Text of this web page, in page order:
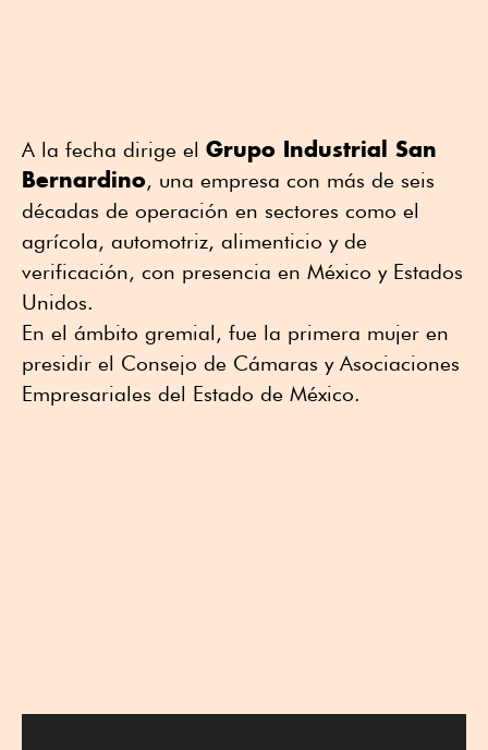
A la fecha dirige el Grupo Industrial San
Bernardino, una empresa con más de seis
décadas de operación en sectores como el
agrícola, automotriz, alimenticio y de
verificación, con presencia en México y Estados
Unidos.
En el ámbito gremial, fue la primera mujer en
presidir el Consejo de Cámaras y Asociaciones
Empresariales del Estado de México.